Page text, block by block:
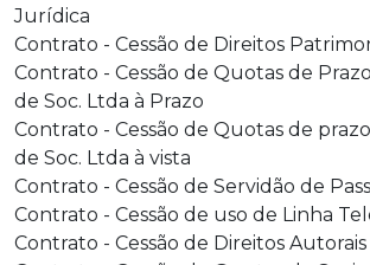
Jurídica
Contrato - Cessão de Direitos
Contrato - Cessão de Quotas de
de Soc. Ltda à Prazo
Contrato - Cessão de Quotas de
de Soc. Ltda à vista
Contrato - Cessão de Servidão de
Contrato - Cessão de uso de Linha
Contrato - Cessão de Direitos Autorais